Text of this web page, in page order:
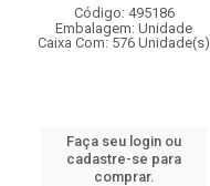
Código: 495186
Embalagem: Unidade
Caixa Com: 576 Unidade(s)
Faça seu login ou
cadastre-se para
comprar.